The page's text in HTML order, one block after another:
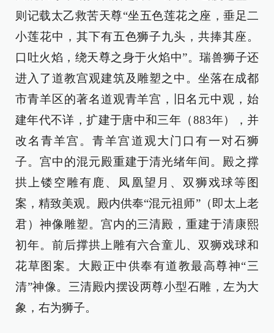
则记载太乙救苦天尊“坐五色莲花之座，垂足二
小莲花中，其下有五色狮子九头，共捧其座。
口吐火焰，绕天尊之身于火焰中”。瑞兽狮子还
进入了道教宫观建筑及雕塑之中。坐落在成都
市青羊区的著名道观青羊宫，旧名元中观，始
建年代不详，扩建于唐中和三年（883年），并
改名青羊宫。青羊宫道观大门口有一对石狮
子。宫中的混元殿重建于清光绪年间。殿之撑
拱上镂空雕有鹿、凤凰望月、双狮戏球等图
案，精致美观。殿内供奉“混元祖师”（即太上老
君）神像雕塑。宫内的三清殿，重建于清康熙
初年。前后撑拱上雕有六合童儿、双狮戏球和
花草图案。大殿正中供奉有道教最高尊神“三
清”神像。三清殿内摆设两尊小型石雕，左为大
象，右为狮子。